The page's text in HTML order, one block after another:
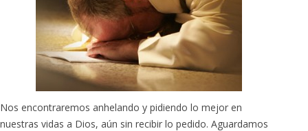
Nos encontraremos anhelando y pidiendo lo mejor en
nuestras vidas a Dios, aún sin recibir lo pedido. Aguardamos